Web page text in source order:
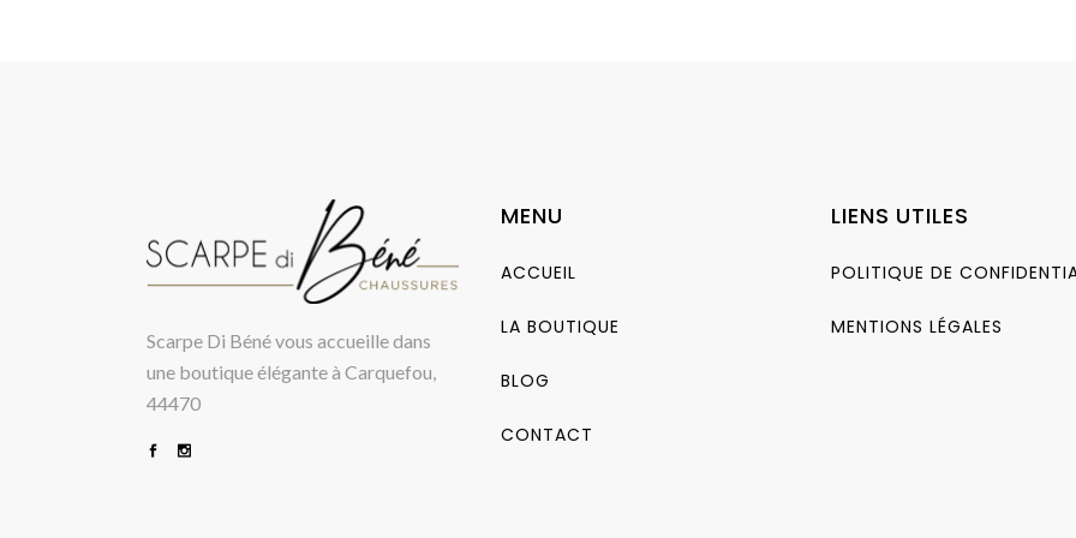
Scarpe Di Béné vous accueille dans
une boutique élégante à Carquefou,
44470
MENU
ACCUEIL
LA BOUTIQUE
BLOG
CONTACT
LIENS UTILES
POLITIQUE DE
MENTIONS LÉGALES